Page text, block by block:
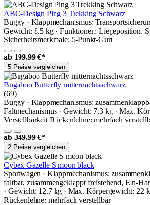
ABC-Design Ping 3 Trekking Schwarz
Buggy · Klappmechanismus:
Gewicht: 8.5 kg · Funktionen: Liegeposition,
Sicherheitsmerkmale: 5-Punkt-Gurt
ab 199,99 €*
5 Preise vergleichen
Bugaboo Butterfly mitternachtsschwarz
(69)
Buggy · Klappmechanismus:
Faltmechanismus · Gewicht: 7.3 kg · Max.
Verstellbarkeit Rückenlehne: mehrfach
ab 349,99 €*
2 Preise vergleichen
Cybex Gazelle S moon black
Sportwagen · Klappmechanismus:
faltbar, zusammengeklappt freistehend, Ein-
· Gewicht: 12.7 kg · Max. Körpergewicht: 22
Rückenlehne: mehrfach verstellbar